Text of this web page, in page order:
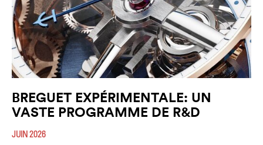
BREGUET EXPÉRIMENTALE: UN
VASTE PROGRAMME DE R&D
JUIN 2026